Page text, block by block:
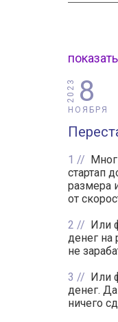
8
НОЯБРЯ
2023
1
стартап
размера
от
2
Или
денег на
не
3
Или
денег.
ничего